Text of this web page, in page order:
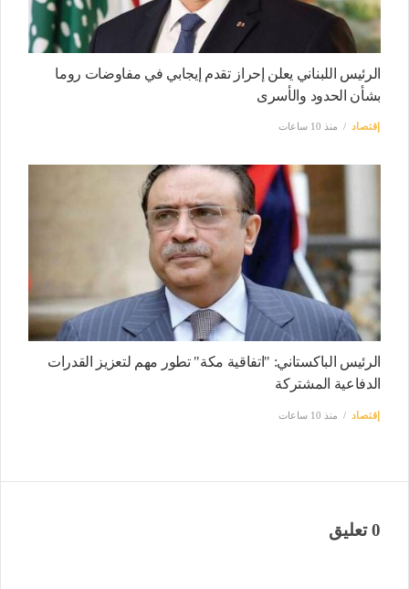
الرئيس اللبناني يعلن إحراز تقدم إيجابي في مفاوضات روما
بشأن الحدود والأسرى
إقتصاد منذ 10 ساعات
الرئيس الباكستاني: "اتفاقية مكة" تطور مهم لتعزيز القدرات
الدفاعية المشتركة
إقتصاد منذ 10 ساعات
0 تعليق